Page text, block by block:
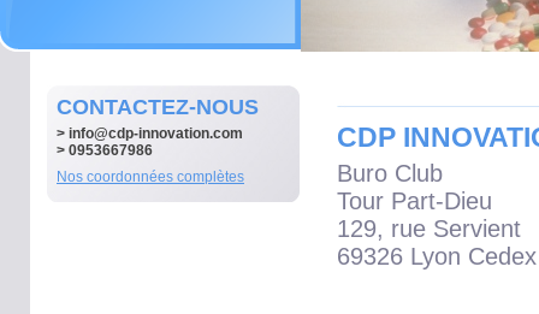
CONTACTEZ-NOUS
> info@cdp-innovation.com
> 0953667986
Nos coordonnées complètes
CDP
Buro Club
Tour Part-Dieu
129, rue Servient
69326 Lyon